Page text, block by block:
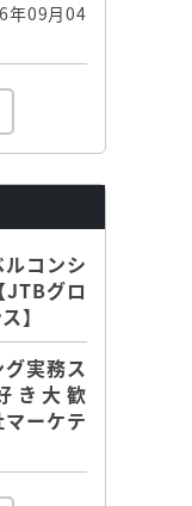
年09月04
コンシ
JTBグロ
】
実務ス
き大歓
ーケテ